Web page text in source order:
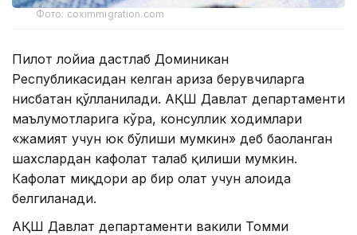
Фото: coximmigration.com
Пилот лойиҳа дастлаб Доминикан
Республикасидан келган ариза берувчиларга
нисбатан қўлланилади. АҚШ Давлат департаменти
маълумотларига кўра, консуллик ходимлари
«жамият учун юк бўлиши мумкин» деб баҳоланган
шахслардан кафолат талаб қилиши мумкин.
Кафолат миқдори ҳар бир ҳолат учун алоҳида
белгиланади.
АҚШ Давлат департаменти вакили Томми